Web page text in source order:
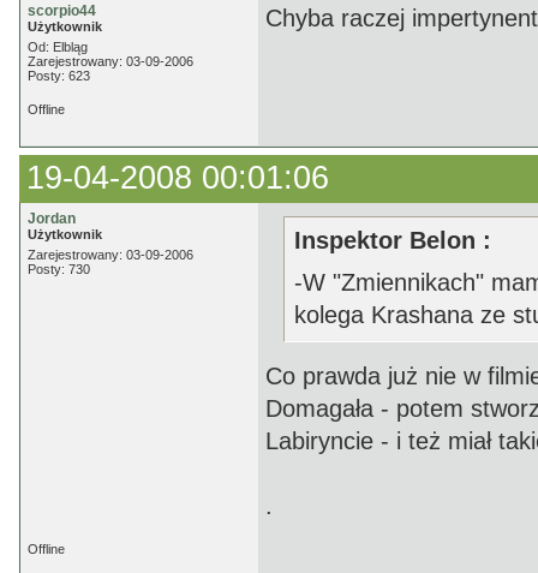
scorpio44
Użytkownik
Od: Elbląg
Zarejestrowany: 03-09-2006
Posty: 623
Chyba raczej
Offline
19-04-2008 00:01:06
Jordan
Użytkownik
Zarejestrowany: 03-09-2006
Posty: 730
Inspektor Belon :
-W "Zmiennikach"
kolega Krashana ze
Co prawda już nie w
Domagała - potem
Labiryncie - i też miał
.
Offline